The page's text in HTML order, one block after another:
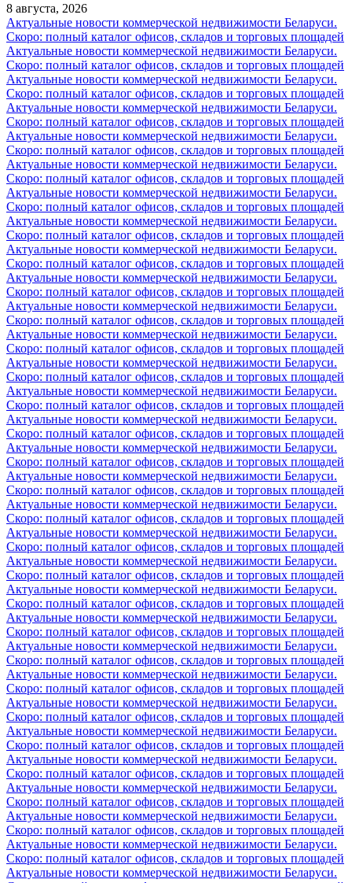
8 августа, 2026
Актуальные новости коммерческой недвижимости Беларуси.
Скоро: полный каталог офисов, складов и торговых площадей
Актуальные новости коммерческой недвижимости Беларуси.
Скоро: полный каталог офисов, складов и торговых площадей
Актуальные новости коммерческой недвижимости Беларуси.
Скоро: полный каталог офисов, складов и торговых площадей
Актуальные новости коммерческой недвижимости Беларуси.
Скоро: полный каталог офисов, складов и торговых площадей
Актуальные новости коммерческой недвижимости Беларуси.
Скоро: полный каталог офисов, складов и торговых площадей
Актуальные новости коммерческой недвижимости Беларуси.
Скоро: полный каталог офисов, складов и торговых площадей
Актуальные новости коммерческой недвижимости Беларуси.
Скоро: полный каталог офисов, складов и торговых площадей
Актуальные новости коммерческой недвижимости Беларуси.
Скоро: полный каталог офисов, складов и торговых площадей
Актуальные новости коммерческой недвижимости Беларуси.
Скоро: полный каталог офисов, складов и торговых площадей
Актуальные новости коммерческой недвижимости Беларуси.
Скоро: полный каталог офисов, складов и торговых площадей
Актуальные новости коммерческой недвижимости Беларуси.
Скоро: полный каталог офисов, складов и торговых площадей
Актуальные новости коммерческой недвижимости Беларуси.
Скоро: полный каталог офисов, складов и торговых площадей
Актуальные новости коммерческой недвижимости Беларуси.
Скоро: полный каталог офисов, складов и торговых площадей
Актуальные новости коммерческой недвижимости Беларуси.
Скоро: полный каталог офисов, складов и торговых площадей
Актуальные новости коммерческой недвижимости Беларуси.
Скоро: полный каталог офисов, складов и торговых площадей
Актуальные новости коммерческой недвижимости Беларуси.
Скоро: полный каталог офисов, складов и торговых площадей
Актуальные новости коммерческой недвижимости Беларуси.
Скоро: полный каталог офисов, складов и торговых площадей
Актуальные новости коммерческой недвижимости Беларуси.
Скоро: полный каталог офисов, складов и торговых площадей
Актуальные новости коммерческой недвижимости Беларуси.
Скоро: полный каталог офисов, складов и торговых площадей
Актуальные новости коммерческой недвижимости Беларуси.
Скоро: полный каталог офисов, складов и торговых площадей
Актуальные новости коммерческой недвижимости Беларуси.
Скоро: полный каталог офисов, складов и торговых площадей
Актуальные новости коммерческой недвижимости Беларуси.
Скоро: полный каталог офисов, складов и торговых площадей
Актуальные новости коммерческой недвижимости Беларуси.
Скоро: полный каталог офисов, складов и торговых площадей
Актуальные новости коммерческой недвижимости Беларуси.
Скоро: полный каталог офисов, складов и торговых площадей
Актуальные новости коммерческой недвижимости Беларуси.
Скоро: полный каталог офисов, складов и торговых площадей
Актуальные новости коммерческой недвижимости Беларуси.
Скоро: полный каталог офисов, складов и торговых площадей
Актуальные новости коммерческой недвижимости Беларуси.
Скоро: полный каталог офисов, складов и торговых площадей
Актуальные новости коммерческой недвижимости Беларуси.
Скоро: полный каталог офисов, складов и торговых площадей
Актуальные новости коммерческой недвижимости Беларуси.
Скоро: полный каталог офисов, складов и торговых площадей
Актуальные новости коммерческой недвижимости Беларуси.
Скоро: полный каталог офисов, складов и торговых площадей
Актуальные новости коммерческой недвижимости Беларуси.